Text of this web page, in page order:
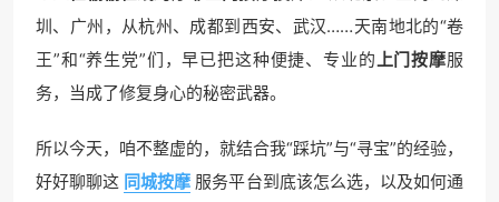
圳、广州，从杭州、成都到西安、武汉……天南地北的“卷
王”和“养生党”们，早已把这种便捷、专业的 上门按摩服
务，当成了修复身心的秘密武器。
所以今天，咱不整虚的，就结合我“踩坑”与“寻宝”的经验，
好好聊聊这 同城按摩 服务平台到底该怎么选，以及如何通